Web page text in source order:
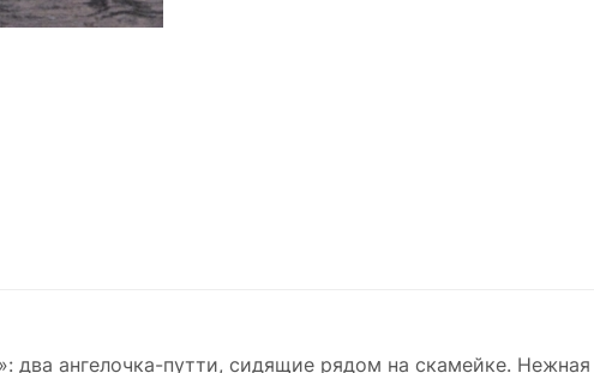
ангелочка-путти, сидящие рядом на скамейке. Нежная